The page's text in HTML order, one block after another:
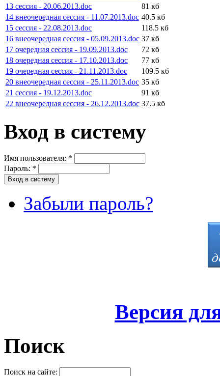
13 сессия - 20.06.2013.doc
81 кб
14 внеочередная сессия - 11.07.2013.doc 40.5 кб
15 сессия - 22.08.2013.doc
118.5 кб
16 внеочередная сессия - 05.09.2013.doc 37 кб
17 очередная сессия - 19.09.2013.doc
72 кб
18 очередная сессия - 17.10.2013.doc
77 кб
19 очередная сессия - 21.11.2013.doc
109.5 кб
20 внеочередная сессия - 25.11.2013.doc 35 кб
21 сессия - 19.12.2013.doc
91 кб
22 внеочередная сессия - 26.12.2013.doc 37.5 кб
Вход в систему
Имя пользователя: *
Пароль: *
Забыли пароль?
Версия
Поиск
Поиск на сайте: